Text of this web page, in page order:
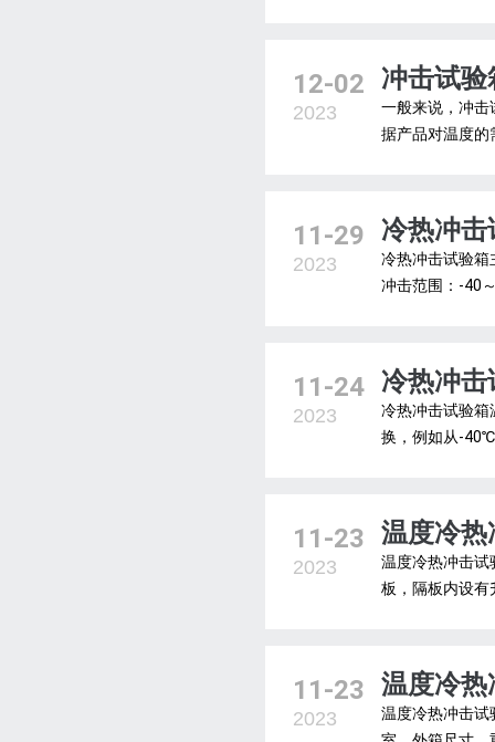
12-02
2023
冲击试验
一般来说，冲
据产品对温度的
11-29
2023
冷热冲击
冷热冲击试验
冲击范围：-40
11-24
2023
冷热冲击
冷热冲击试验箱
换，例如从-
11-23
2023
温度冷热
温度冷热冲击试
板，隔板内设有
11-23
2023
温度冷热
温度冷热冲击试